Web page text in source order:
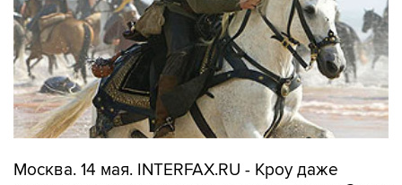
Москва. 14 мая. INTERFAX.RU - Кроу даже